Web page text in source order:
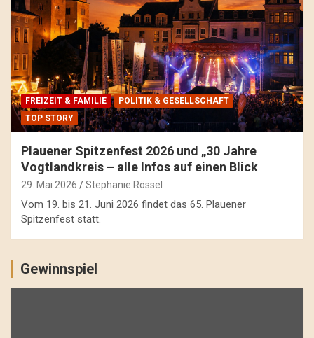
FREIZEIT & FAMILIE
POLITIK & GESELLSCHAFT
TOP STORY
Plauener Spitzenfest 2026 und „30 Jahre
Vogtlandkreis – alle Infos auf einen Blick
29. Mai 2026 Stephanie Rössel
Vom 19. bis 21. Juni 2026 findet das 65. Plauener
Spitzenfest statt.
Gewinnspiel